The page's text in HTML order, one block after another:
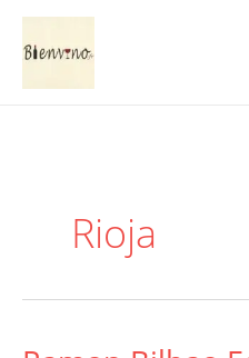
Aller
contenu
Rioja
Ramon